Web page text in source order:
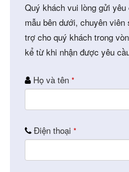
Quý khách vui lòng gửi
mẫu bên dưới, chuyên
trợ cho quý khách trong
kể từ khi nhận được yêu
Họ và tên *
Phone
Number
Điện thoại *